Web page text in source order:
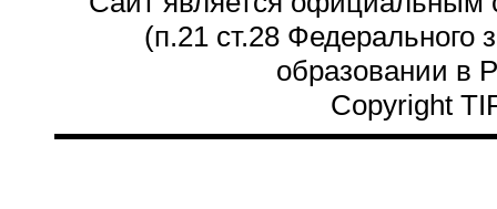
(п.21 ст.28 Федерального
образовании в
Copyright